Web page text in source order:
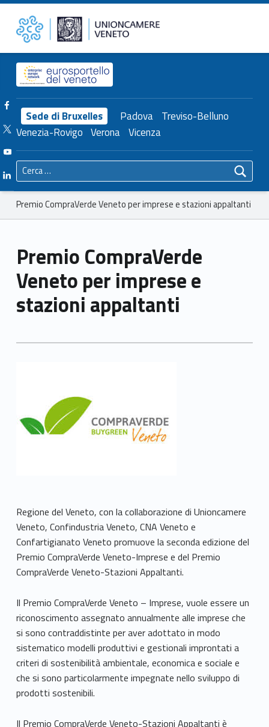
Premio CompraVerde Veneto per imprese e stazioni appaltanti – Unioncamere del Veneto Unioncamere del Veneto
Header info sidebar
Sede di Bruxelles Padova Treviso-Belluno
Venezia-Rovigo Verona Vicenza
Facebook Unioncamere Veneto
Twitter Unioncamere Veneto
Youtube Unioncamere Veneto
Linkedin Unioncamere Veneto
Ricerca per:
Breadcrumbs navigation
Premio CompraVerde Veneto per imprese e stazioni appaltanti
Premio CompraVerde
Veneto per imprese e
stazioni appaltanti
Regione del Veneto, con la collaborazione di Unioncamere
Veneto, Confindustria Veneto, CNA Veneto e
Confartigianato Veneto promuove la seconda edizione del
Premio CompraVerde Veneto-Imprese e del Premio
CompraVerde Veneto-Stazioni Appaltanti.
Il Premio CompraVerde Veneto – Imprese, vuole essere un
riconoscimento assegnato annualmente alle imprese che
si sono contraddistinte per aver adottato in modo
sistematico modelli produttivi e gestionali improntati a
criteri di sostenibilità ambientale, economica e sociale e
che si sono particolarmente impegnate nello sviluppo di
prodotti sostenibili.
Il Premio CompraVerde Veneto-Stazioni Appaltanti è